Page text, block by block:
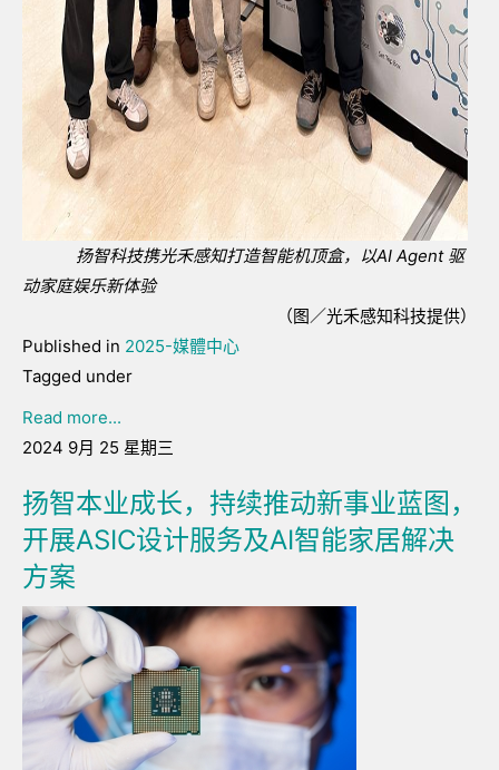
扬智科技携光禾感知打造智能机顶盒，以AI Agent 驱
动家庭娱乐新体验
（图／光禾感知科技提供）
Published in 2025-媒體中心
Tagged under
Read more...
2024 9月 25 星期三
扬智本业成长，持续推动新事业蓝图，
开展ASIC设计服务及AI智能家居解决
方案